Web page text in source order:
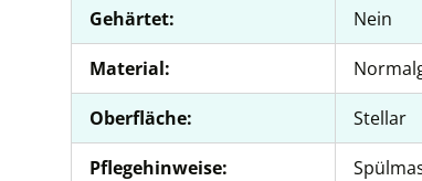
Gehärtet: Nein
Material:
Oberfläche: Stellar
Pflegehinweise: